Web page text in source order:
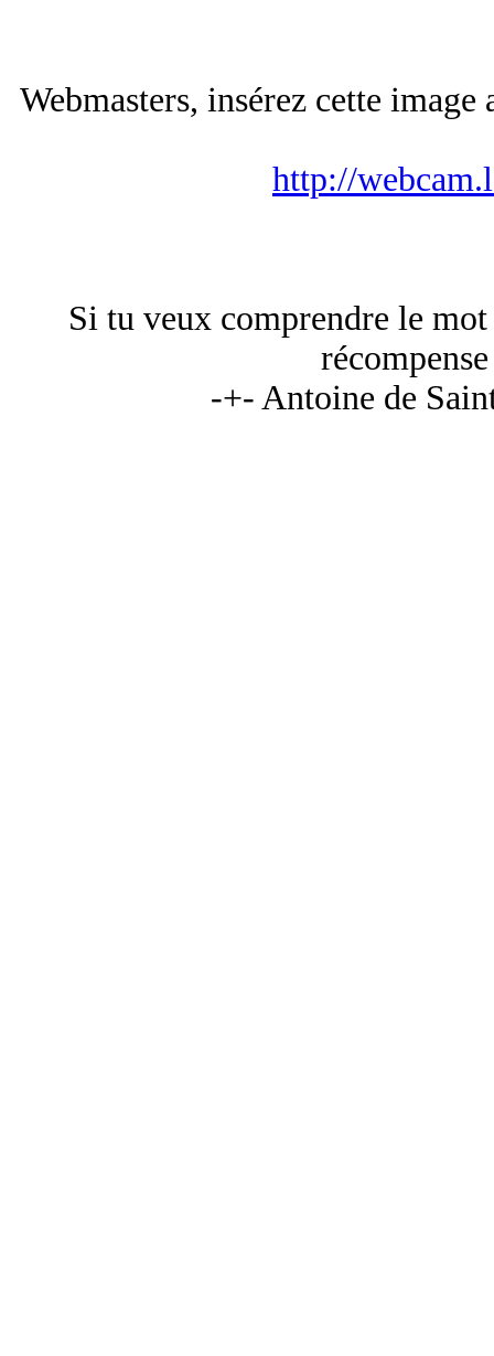
Webmasters, insérez cette
http://
Si tu veux comprendre le
-+- Antoine de